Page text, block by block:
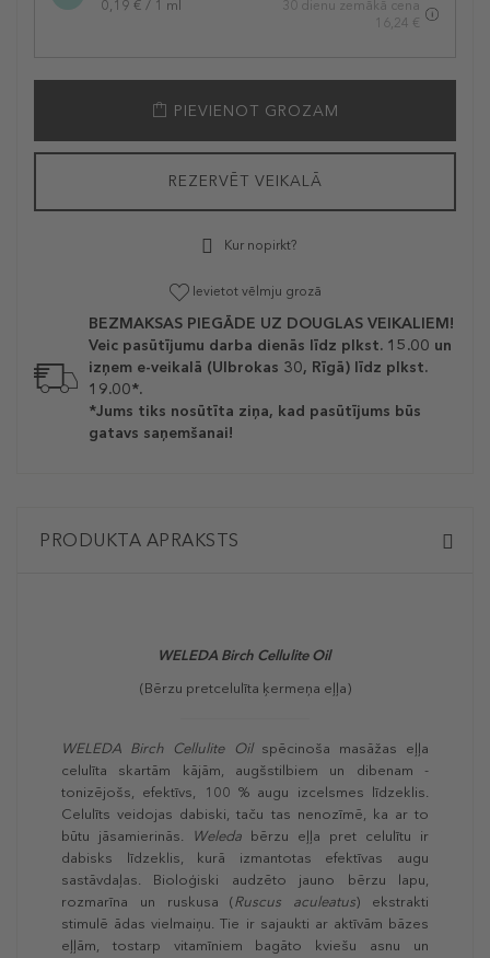
0,19 € / 1 ml
30 dienu zemākā cena
16,24 €
PIEVIENOT GROZAM
REZERVĒT VEIKALĀ
Kur nopirkt?
Ievietot vēlmju grozā
BEZMAKSAS PIEGĀDE UZ DOUGLAS VEIKALIEM!
Veic pasūtījumu darba dienās līdz plkst. 15.00 un
izņem e-veikalā (Ulbrokas 30, Rīgā) līdz plkst.
19.00*.
*Jums tiks nosūtīta ziņa, kad pasūtījums būs
gatavs saņemšanai!
PRODUKTA APRAKSTS
WELEDA Birch Cellulite Oil
(Bērzu pretcelulīta ķermeņa eļļa)
WELEDA Birch Cellulite Oil spēcinoša masāžas eļļa
celulīta skartām kājām, augšstilbiem un dibenam -
tonizējošs, efektīvs, 100 % augu izcelsmes līdzeklis.
Celulīts veidojas dabiski, taču tas nenozīmē, ka ar to
būtu jāsamierinās. Weleda bērzu eļļa pret celulītu ir
dabisks līdzeklis, kurā izmantotas efektīvas augu
sastāvdaļas. Bioloģiski audzēto jauno bērzu lapu,
rozmarīna un ruskusa (Ruscus aculeatus) ekstrakti
stimulē ādas vielmaiņu. Tie ir sajaukti ar aktīvām bāzes
eļļām, tostarp vitamīniem bagāto kviešu asnu un